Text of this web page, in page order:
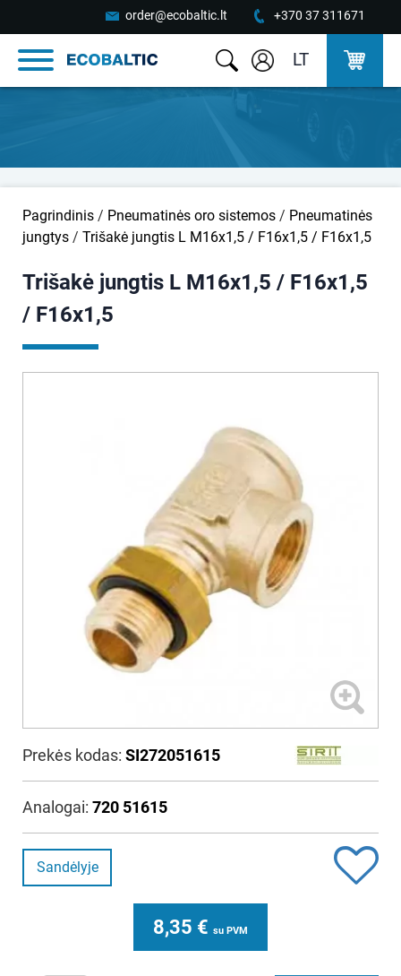
order@ecobaltic.lt +370 37 311671
LT
Pagrindinis / Pneumatinės oro sistemos / Pneumatinės
jungtys / Trišakė jungtis L M16x1,5 / F16x1,5 / F16x1,5
Trišakė jungtis L M16x1,5 / F16x1,5
/ F16x1,5
Prekės kodas: SI272051615
Analogai: 720 51615
Sandėlyje
8,35 € su PVM